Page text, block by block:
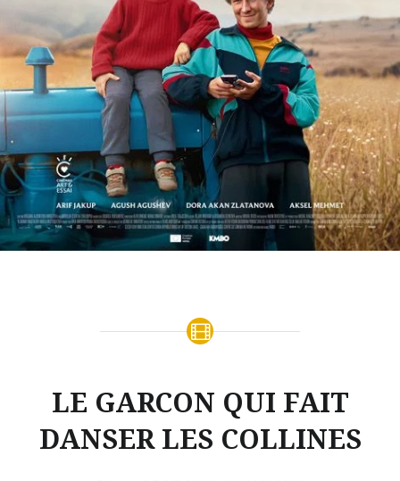
LE GARCON QUI FAIT
DANSER LES COLLINES